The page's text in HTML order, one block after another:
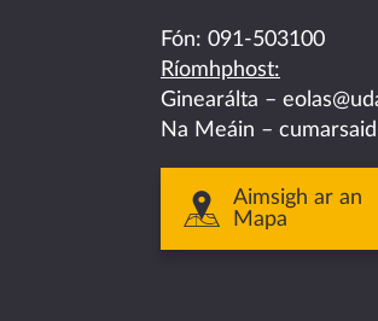
youtube
Fón: 091-503100
Ríomhphost:
Ginearálta –
Na Meáin –
Aimsigh ar an
Mapa